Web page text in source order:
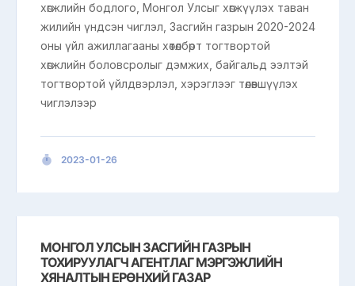
хөгжлийн бодлого, Монгол Улсыг хөгжүүлэх таван
жилийн үндсэн чиглэл, Засгийн газрын 2020-2024
оны үйл ажиллагааны хөтөлбөрт тогтвортой
хөгжлийн боловсролыг дэмжих, байгальд ээлтэй
тогтвортой үйлдвэрлэл, хэрэглээг төлөвшүүлэх
чиглэлээр
2023-01-26
MОНГОЛ УЛСЫН ЗАСГИЙН ГАЗРЫН
ТОХИРУУЛАГЧ АГЕНТЛАГ МЭРГЭЖЛИЙН
ХЯНАЛТЫН ЕРӨНХИЙ ГАЗАР